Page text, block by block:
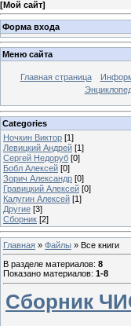
[Мой сайт]
Форма входа
Меню сайта
Главная страница
Categories
Ночкин Виктор [1]
Левицкий Андрей [1]
Сергей Недоруб [0]
Бобл Алексей [0]
Зорич Александр [0]
Гравицкий Алексей [0]
Калугин Алексей [1]
Другие [3]
Сборник [2]
Главная » Файлы » Все книги
В разделе материалов: 8
Показано материалов: 1-8
Сборник